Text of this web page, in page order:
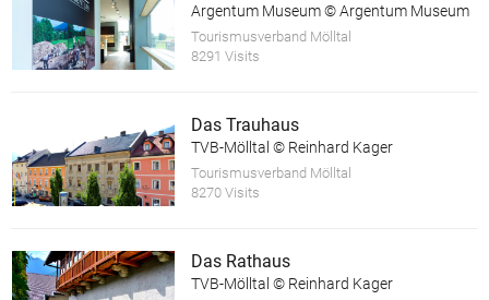
Argentum Museum © Argentum Museum
Tourismusverband Mölltal
8291 Visits
Das Trauhaus
TVB-Mölltal © Reinhard Kager
Tourismusverband Mölltal
8270 Visits
Das Rathaus
TVB-Mölltal © Reinhard Kager